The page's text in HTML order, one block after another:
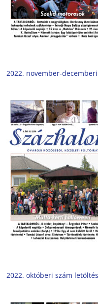
2022. november-
2022. októberi szám